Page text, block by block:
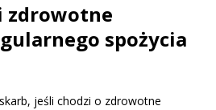
zdrowotne
spożycia
jeśli chodzi o zdrowotne